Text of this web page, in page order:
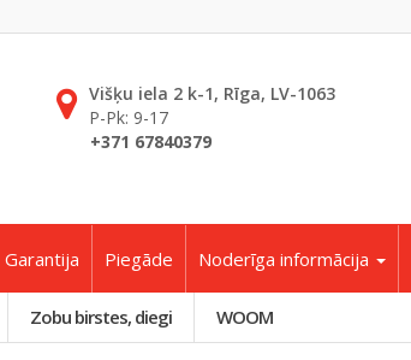
Višķu iela 2 k-1, Rīga, LV-1063
P-Pk: 9-17
+371 67840379
Garantija Piegāde Noderīga informācija
Zobu birstes, diegi WOOM